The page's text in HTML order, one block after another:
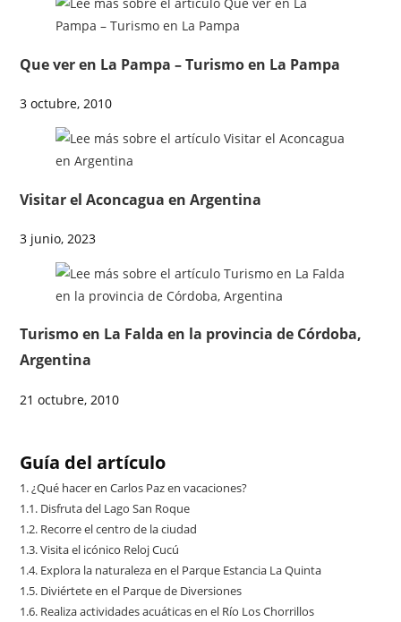
Que ver en La Pampa – Turismo en La Pampa
3 octubre, 2010
Visitar el Aconcagua en Argentina
3 junio, 2023
Turismo en La Falda en la provincia de Córdoba,
Argentina
21 octubre, 2010
Guía del artículo
1.¿Qué hacer en Carlos Paz en vacaciones?
1.1. Disfruta del Lago San Roque
1.2. Recorre el centro de la ciudad
1.3.Visita el icónico Reloj Cucú
1.4. Explora la naturaleza en el Parque Estancia La Quinta
1.5. Diviértete en el Parque de Diversiones
1.6. Realiza actividades acuáticas en el Río Los Chorrillos